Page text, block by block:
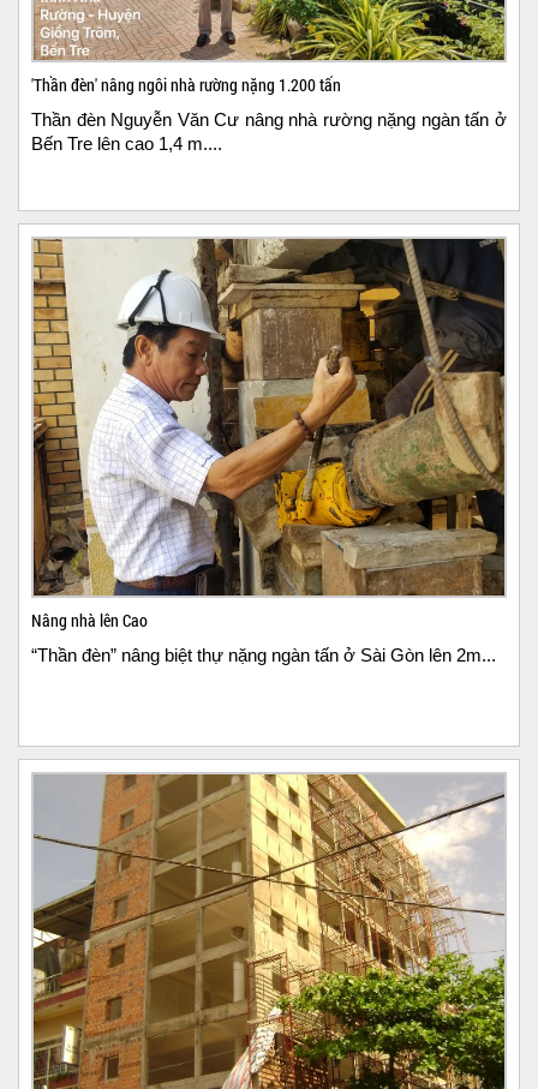
'Thần đèn' nâng ngôi nhà rường nặng 1.200 tấn
Thần đèn Nguyễn Văn Cư nâng nhà rường nặng ngàn tấn ở
Bến Tre lên cao 1,4 m....
Nâng nhà lên Cao
“Thần đèn” nâng biệt thự nặng ngàn tấn ở Sài Gòn lên 2m...